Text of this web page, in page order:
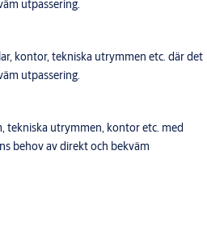
utpassering.
kontor, tekniska utrymmen etc. där det
utpassering.
tekniska utrymmen, kontor etc. med
behov av direkt och bekväm